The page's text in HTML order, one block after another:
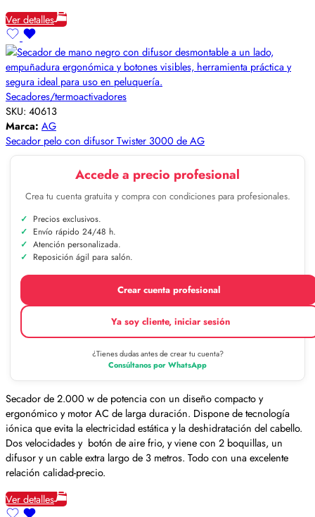
Ver detalles
Secadores/termoactivadores
SKU: 40613
Marca: AG
Secador pelo con difusor Twister 3000 de AG
Accede a precio profesional
Crea tu cuenta gratuita y compra con condiciones para profesionales.
Precios exclusivos.
Envío rápido 24/48 h.
Atención personalizada.
Reposición ágil para salón.
Crear cuenta profesional
Ya soy cliente, iniciar sesión
¿Tienes dudas antes de crear tu cuenta?
Consúltanos por WhatsApp
Secador de 2.000 w de potencia con un diseño compacto y
ergonómico y motor AC de larga duración. Dispone de tecnología
iónica que evita la electricidad estática y la deshidratación del cabello.
Dos velocidades y botón de aire frio, y viene con 2 boquillas, un
difusor y un cable extra largo de 3 metros. Todo con una excelente
relación calidad-precio.
Ver detalles